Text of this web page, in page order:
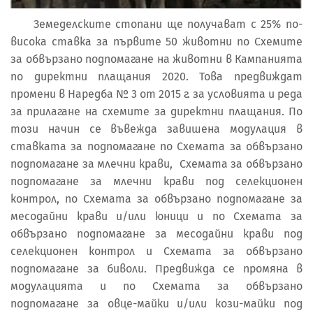
Земеделските стопани ще получават с 25% по-
висока ставка за първите 50 животни по Схемите
за обвързано подпомагане на животни в Кампанията
по директни плащания 2020. Това предвиждат
промени в Наредба № 3 от 2015 г. за условията и реда
за прилагане на схемите за директни плащания. По
този начин се въвежда завишена модулация в
ставката за подпомагане по Схемата за обвързано
подпомагане за млечни крави, Схемата за обвързано
подпомагане за млечни крави под селекционен
контрол, по Схемата за обвързано подпомагане за
месодайни крави и/или юници и по Схемата за
обвързано подпомагане за месодайни крави под
селекционен контрол и Схемата за обвързано
подпомагане за биволи. Предвижда се промяна в
модулацията и по Схемата за обвързано
подпомагане за овце-майки и/или кози-майки под